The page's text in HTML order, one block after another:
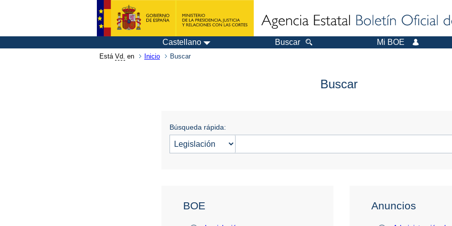
Castellano Buscar Mi BOE
Está Vd. en Inicio Buscar
Buscar
Búsqueda rápida:
BOE Anuncios